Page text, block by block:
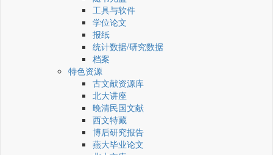
工具与软件
学位论文
报纸
统计数据/研究数据
档案
特色资源
古文献资源库
北大讲座
晚清民国文献
西文特藏
博后研究报告
燕大毕业论文